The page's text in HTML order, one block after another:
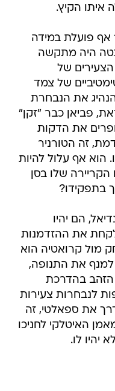
איתו הקיץ.
אף פועלת במידה
היה מתקשה
של
של צמד
את הנבחרת
פביאן כבר "זקן"
ואם לא סופרים את הדקות
זה הטורניר
הוא אף עלול להיות
שלו בסן
בתפקידו?
הם יהיו
את ההזדמנות
מול קרואטיה הוא
למנף את התנופה,
הזהב בהדרכת
לנבחרות צעירות
בדרך את ספאלטי, זה
האיטלקי לחניכו
יהיו לו.